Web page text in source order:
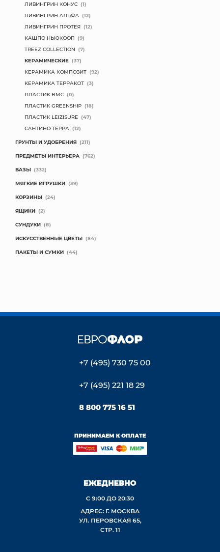
ЛИВИНГРИН КОНУС (1)
ЛИВИНГРИН АЛЬФА (12)
ЛИВИНГРИН ПРОТЕЯ (12)
КАШПО НЬЮКООП (9)
TREEZ COLLECTION (7)
КЕРАМИЧЕСКИЕ (37)
КЕРАМИКА КОМПОЗИТ (92)
КЕРАМИКА ТЕРРАКОТ (3)
ПЛАСТИК BMC (0)
ПЛАСТИК GREENSHIP (18)
ПЛАСТИК LEIZISURE (47)
САНТИНО ТЕРРА (12)
ГРУНТЫ И УДОБРЕНИЯ (211)
ПРЕДМЕТЫ ИНТЕРЬЕРА (762)
ВАЗЫ (332)
МЯГКИЕ ИГРУШКИ (39)
КОРЗИНЫ (24)
ЯЩИКИ (2)
СУНДУКИ (8)
ИСКУССТВЕННЫЕ ЦВЕТЫ (84)
ПАКЕТЫ И СУМКИ (44)
+7 (495) 730 75 00
+7 (495) 221 18 29
8 800 775 16 51
ПРИНИМАЕМ К ОПЛАТЕ
ЕЖЕДНЕВНО
С 9:00 ДО 20:30
АДРЕС: Г. МОСКВА
УЛ. ПЕРОВСКАЯ 65,
СТР. 11